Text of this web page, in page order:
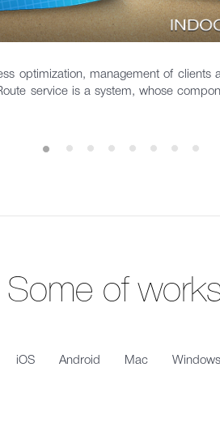
optimization, management of clients
service is a system, whose
Some of
iOS Android Mac Windows